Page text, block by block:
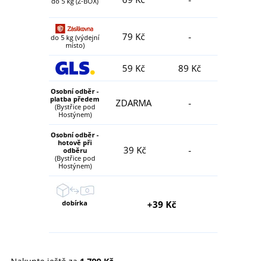
do 5 kg (výdejní
místo)
79 Kč -
59 Kč 89 Kč
Osobní odběr -
platba předem
(Bystřice pod
Hostýnem)
ZDARMA -
Osobní odběr -
hotově při
odběru
(Bystřice pod
Hostýnem)
39 Kč -
dobírka +39 Kč